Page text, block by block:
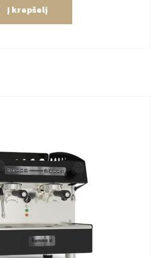
Į krepšelį